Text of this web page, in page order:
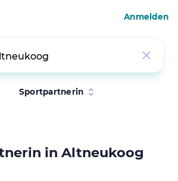
Sportpartnerin
in Altneukoog
Anmelden